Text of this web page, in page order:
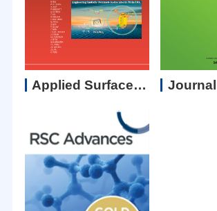
Applied Surface Science